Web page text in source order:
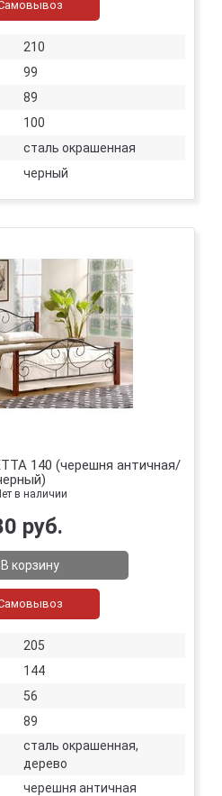
210
99
89
100
сталь окрашенная
черный
140 (черешня античная/
в наличии
руб.
В корзину
205
144
56
89
сталь окрашенная,
дерево
черешня античная